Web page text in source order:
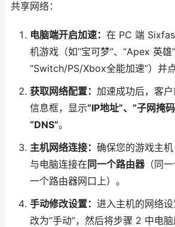
共享网络：
电脑端开启加速： 在 PC 端
机游戏（如“宝可梦”、“Apex 英雄
“Switch/PS/Xbox全能加速”）并点
获取网络配置： 加速成功后，客
信息框，显示“IP地址”、“子网掩
“DNS”。
主机网络连接： 确保您的游戏主
与电脑连接在 同一个路由器（同
一个路由器网口上）。
手动修改设置： 进入主机的网络
改为“手动”，然后将步骤 2 中电